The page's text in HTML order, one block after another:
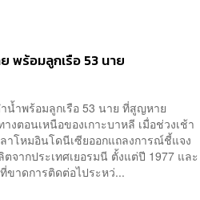
พร้อมลูกเรือ 53 นาย
น้ำพร้อมลูกเรือ 53 นาย ที่สูญหาย
ตอนเหนือของเกาะบาหลี เมื่อช่วงเช้า
าโหมอินโดนีเซียออกแถลงการณ์ชี้แจง
จากประเทศเยอรมนี ตั้งแต่ปี 1977 และ
ขาดการติดต่อไประหว่...